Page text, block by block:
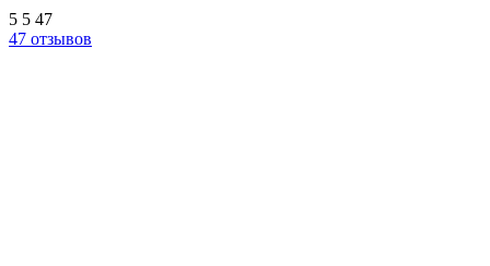
5 5 47
47 отзывов